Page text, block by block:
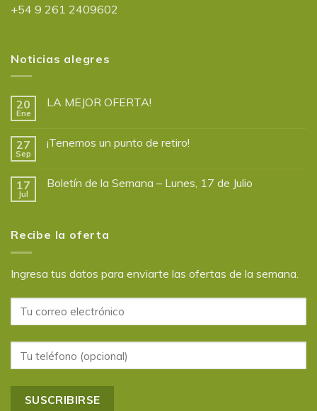
+54 9 261 2409602
Noticias alegres
20
Ene
LA MEJOR OFERTA!
27
Sep
¡Tenemos un punto de retiro!
17
Jul
Boletín de la Semana – Lunes, 17 de Julio
Recibe la oferta
Ingresa tus datos para enviarte las ofertas de la semana.